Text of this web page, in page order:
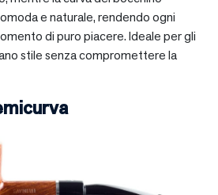
e naturale, rendendo ogni
di puro piacere. Ideale per gli
stile senza compromettere la